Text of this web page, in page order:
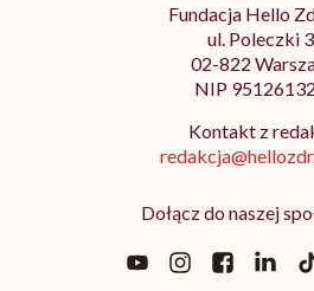
Fundacja Hello
ul. Poleczki
02-822
NIP
Kontakt z
Dołącz do naszej